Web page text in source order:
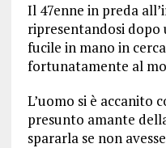
Il 47enne in preda
ripresentandosi dopo
fucile in mano in
fortunatamente al
L’uomo si è accanito
presunto amante
spararla se non